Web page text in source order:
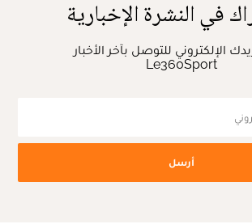
في النشرة الإخبارية
الإلكتروني للتوصل بآخر الأخبار
Le360Sport
أرسل